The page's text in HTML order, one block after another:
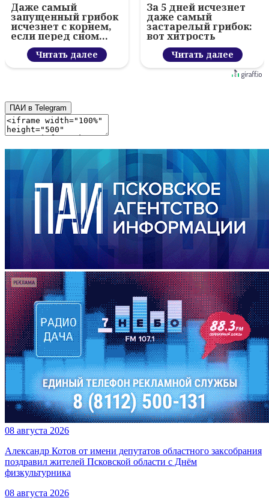
Даже самый
запущенный грибок
исчезнет с корнем,
если перед сном…
Читать далее
За 5 дней исчезнет
даже самый
застарелый грибок:
вот хитрость
Читать далее
ПАИ в Telegram
08 августа 2026
Александр Котов от имени депутатов областного заксобрания
поздравил жителей Псковской области с Днём
физкультурника
08 августа 2026